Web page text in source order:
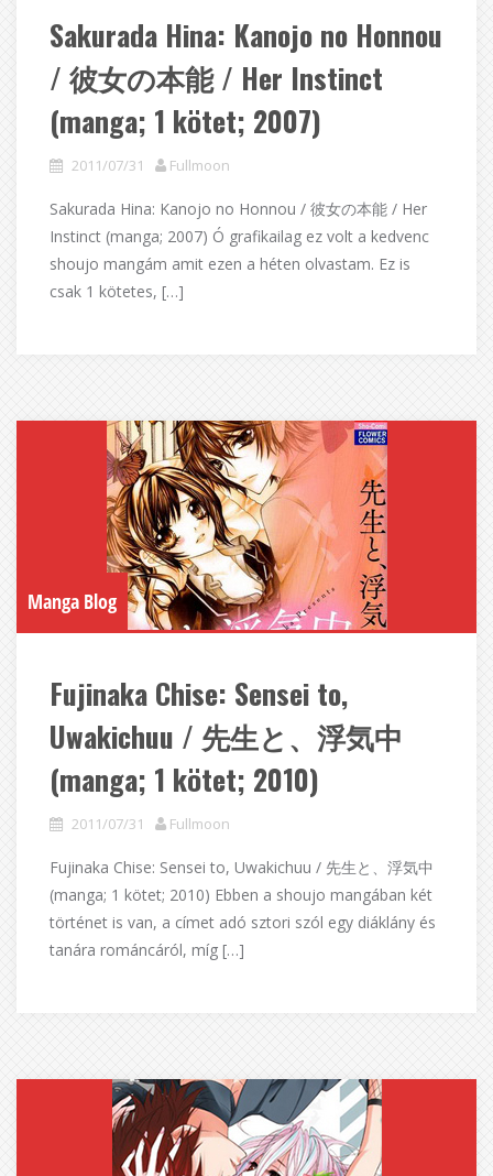
Sakurada Hina: Kanojo no Honnou
/ 彼女の本能 / Her Instinct
(manga; 1 kötet; 2007)
2011/07/31 Fullmoon
Sakurada Hina: Kanojo no Honnou / 彼女の本能 / Her
Instinct (manga; 2007) Ó grafikailag ez volt a kedvenc
shoujo mangám amit ezen a héten olvastam. Ez is
csak 1 kötetes, […]
Manga Blog
Fujinaka Chise: Sensei to,
Uwakichuu / 先生と、浮気中
(manga; 1 kötet; 2010)
2011/07/31 Fullmoon
Fujinaka Chise: Sensei to, Uwakichuu / 先生と、浮気中
(manga; 1 kötet; 2010) Ebben a shoujo mangában két
történet is van, a címet adó sztori szól egy diáklány és
tanára románcáról, míg […]